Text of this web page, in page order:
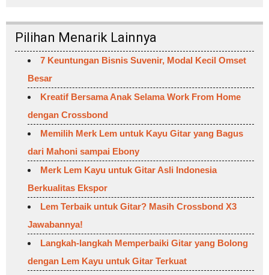
Pilihan Menarik Lainnya
7 Keuntungan Bisnis Suvenir, Modal Kecil Omset
Besar
Kreatif Bersama Anak Selama Work From Home
dengan Crossbond
Memilih Merk Lem untuk Kayu Gitar yang Bagus
dari Mahoni sampai Ebony
Merk Lem Kayu untuk Gitar Asli Indonesia
Berkualitas Ekspor
Lem Terbaik untuk Gitar? Masih Crossbond X3
Jawabannya!
Langkah-langkah Memperbaiki Gitar yang Bolong
dengan Lem Kayu untuk Gitar Terkuat